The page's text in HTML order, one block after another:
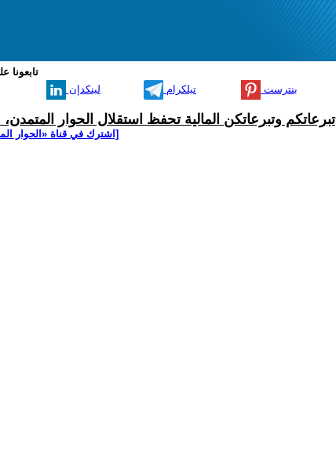
تابعونا
لينكدإن تيلكرام بنترست
تبرعاتكم وتبرعاتكن المالية تحفظ استقلال الحوار
[اشترك في قناة ‫«الحوار